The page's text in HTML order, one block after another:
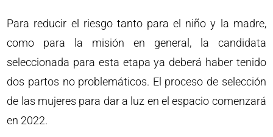
Para reducir el riesgo tanto para el niño y la madre,
como para la misión en general, la candidata
seleccionada para esta etapa ya deberá haber tenido
dos partos no problemáticos. El proceso de selección
de las mujeres para dar a luz en el espacio comenzará
en 2022.